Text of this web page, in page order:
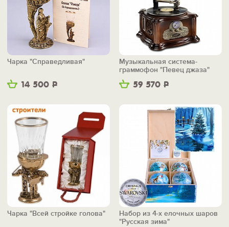
14 500 Р
Чарка "Справедливая"
59 570 Р
Музыкальная система-
граммофон "Певец джаза"
Чарка "Всей стройке голова"
Набор из 4-х елочных шаров
"Русская зима"